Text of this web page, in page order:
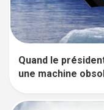
Quand le
une machine